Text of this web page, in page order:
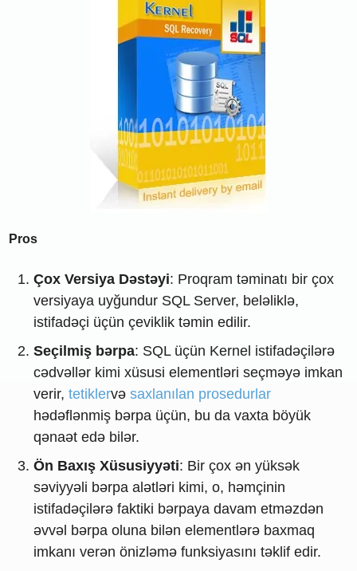
Pros
Çox Versiya Dəstəyi: Proqram təminatı bir çox
versiyaya uyğundur SQL Server, beləliklə,
istifadəçi üçün çeviklik təmin edilir.
Seçilmiş bərpa: SQL üçün Kernel istifadəçilərə
cədvəllər kimi xüsusi elementləri seçməyə imkan
verir,tetiklervəsaxlanılan prosedurlar
hədəflənmiş bərpa üçün, bu da vaxta böyük
qənaət edə bilər.
Ön Baxış Xüsusiyyəti: Bir çox ən yüksək
səviyyəli bərpa alətləri kimi, o, həmçinin
istifadəçilərə faktiki bərpaya davam etməzdən
əvvəl bərpa oluna bilən elementlərə baxmaq
imkanı verən önizləmə funksiyasını təklif edir.